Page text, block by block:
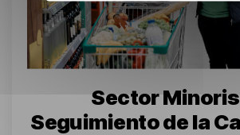
Sector
Seguimiento de la